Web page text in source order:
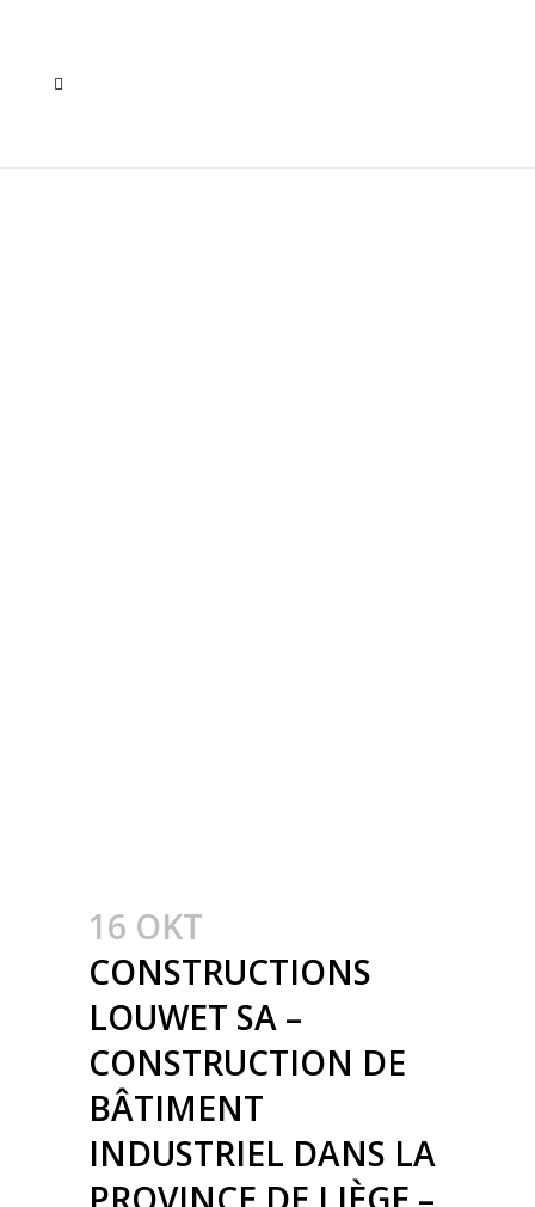
16 OKT
CONSTRUCTIONS
LOUWET SA –
CONSTRUCTION DE
BÂTIMENT
INDUSTRIEL DANS LA